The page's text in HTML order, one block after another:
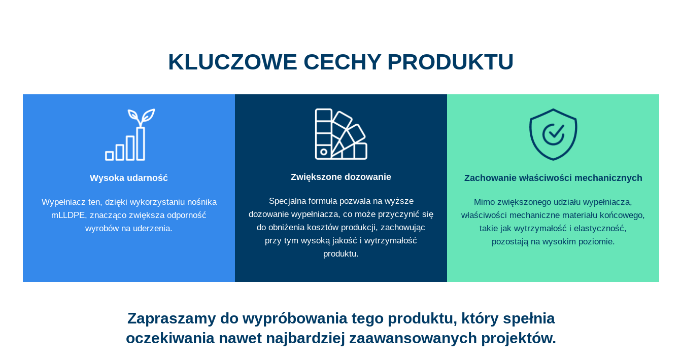
KLUCZOWE CECHY PRODUKTU
Wysoka udarność
Wypełniacz ten, dzięki wykorzystaniu nośnika
mLLDPE, znacząco zwiększa odporność
wyrobów na uderzenia.
Zwiększone dozowanie
Specjalna formuła pozwala na wyższe
dozowanie wypełniacza, co może przyczynić się
do obniżenia kosztów produkcji, zachowując
przy tym wysoką jakość i wytrzymałość
produktu.
Zachowanie właściwości mechanicznych
Mimo zwiększonego udziału wypełniacza,
właściwości mechaniczne materiału końcowego,
takie jak wytrzymałość i elastyczność,
pozostają na wysokim poziomie.
Zapraszamy do wypróbowania tego produktu, który spełnia
oczekiwania nawet najbardziej zaawansowanych projektów.